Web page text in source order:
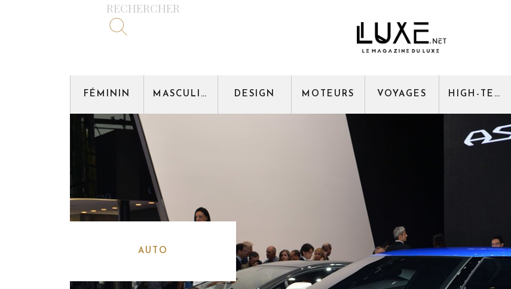
RECHERCHER
FÉMININ MASCULIN DESIGN MOTEURS VOYAGES HIGH-TECH
AUTO